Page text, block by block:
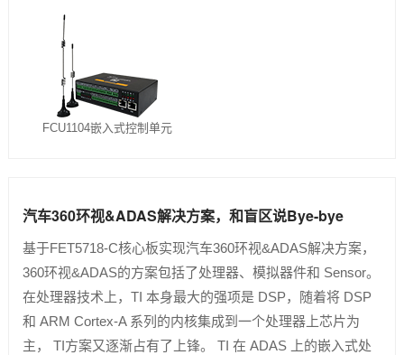
FCU1104嵌入式控制单元
汽车360环视&ADAS解决方案，和盲区说Bye-bye
基于FET5718-C核心板实现汽车360环视&ADAS解决方案​，
360环视&ADAS的方案包括了处理器、模拟器件和 Sensor。
在处理器技术上，TI 本身最大的强项是 DSP，随着将 DSP
和 ARM Cortex-A 系列的内核集成到一个处理器上芯片为
主， TI方案又逐渐占有了上锋。 TI 在 ADAS 上的嵌入式处